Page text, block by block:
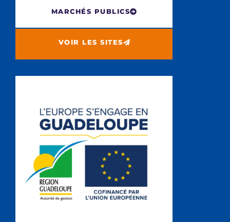
MARCHÉS PUBLICS
VOIR LES SITES